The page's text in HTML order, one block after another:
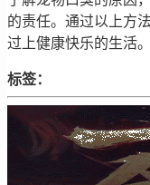
的责任。通过以上方
过上健康快乐的生活
标签：